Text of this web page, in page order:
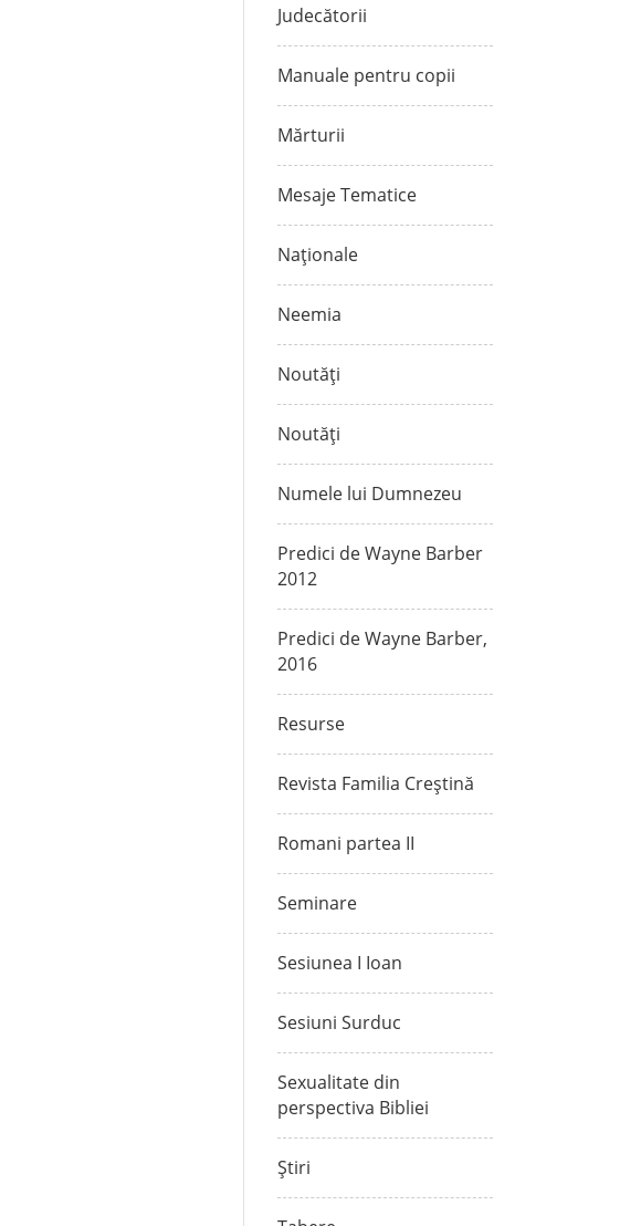
Judecătorii
Manuale pentru copii
Mărturii
Mesaje Tematice
Naționale
Neemia
Noutăți
Noutăți
Numele lui Dumnezeu
Predici de Wayne Barber
2012
Predici de Wayne Barber,
2016
Resurse
Revista Familia Creștină
Romani partea II
Seminare
Sesiunea I Ioan
Sesiuni Surduc
Sexualitate din
perspectiva Bibliei
Știri